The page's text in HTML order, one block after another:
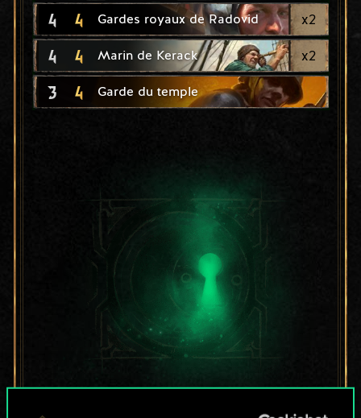
4 4 Gardes royaux de Radovid x2
4 4 Marin de Kerack x2
3 4 Garde du temple
Pour l'instant, ce